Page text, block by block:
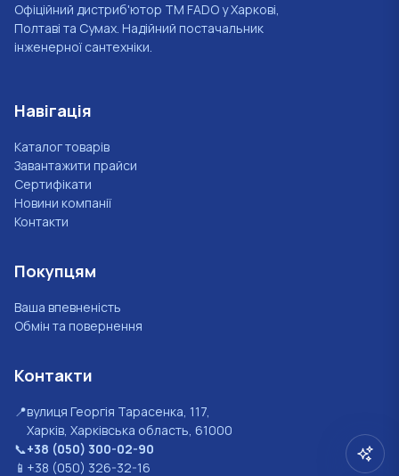
Офіційний дистриб'ютор ТМ FADO у Харкові,
Полтаві та Сумах. Надійний постачальник
інженерної сантехніки.
Навігація
Каталог товарів
Завантажити прайси
Сертифікати
Новини компанії
Контакти
Покупцям
Ваша впевненість
Обмін та повернення
Контакти
📍вулиця Георгія Тарасенка, 117,
Харків, Харківська область, 61000
📞+38 (050) 300-02-90
📱 +38 (050) 326-32-16